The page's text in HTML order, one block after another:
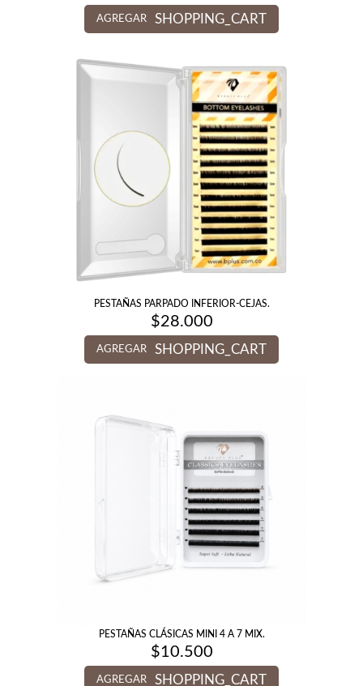
AGREGAR SHOPPING_CART
PESTAÑAS PARPADO INFERIOR-CEJAS.
$28.000
AGREGAR SHOPPING_CART
PESTAÑAS CLÁSICAS MINI 4 A 7 MIX.
$10.500
AGREGAR SHOPPING_CART